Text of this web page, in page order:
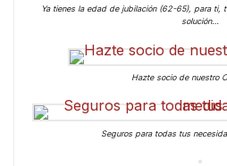
Ya tienes la edad de jubilación (62-65), para ti,
solución…
Hazte socio de nuestro
Seguros para todas tus